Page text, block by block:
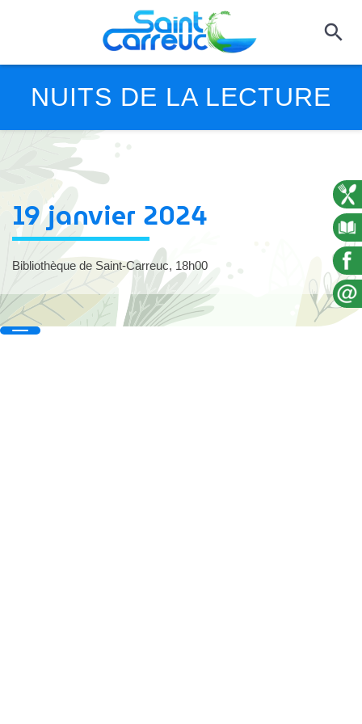
NUITS DE LA LECTURE
19 janvier 2024
Bibliothèque de Saint-Carreuc, 18h00